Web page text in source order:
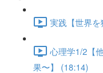
実践【世界
心理学1/2【
果〜】 (18:14)